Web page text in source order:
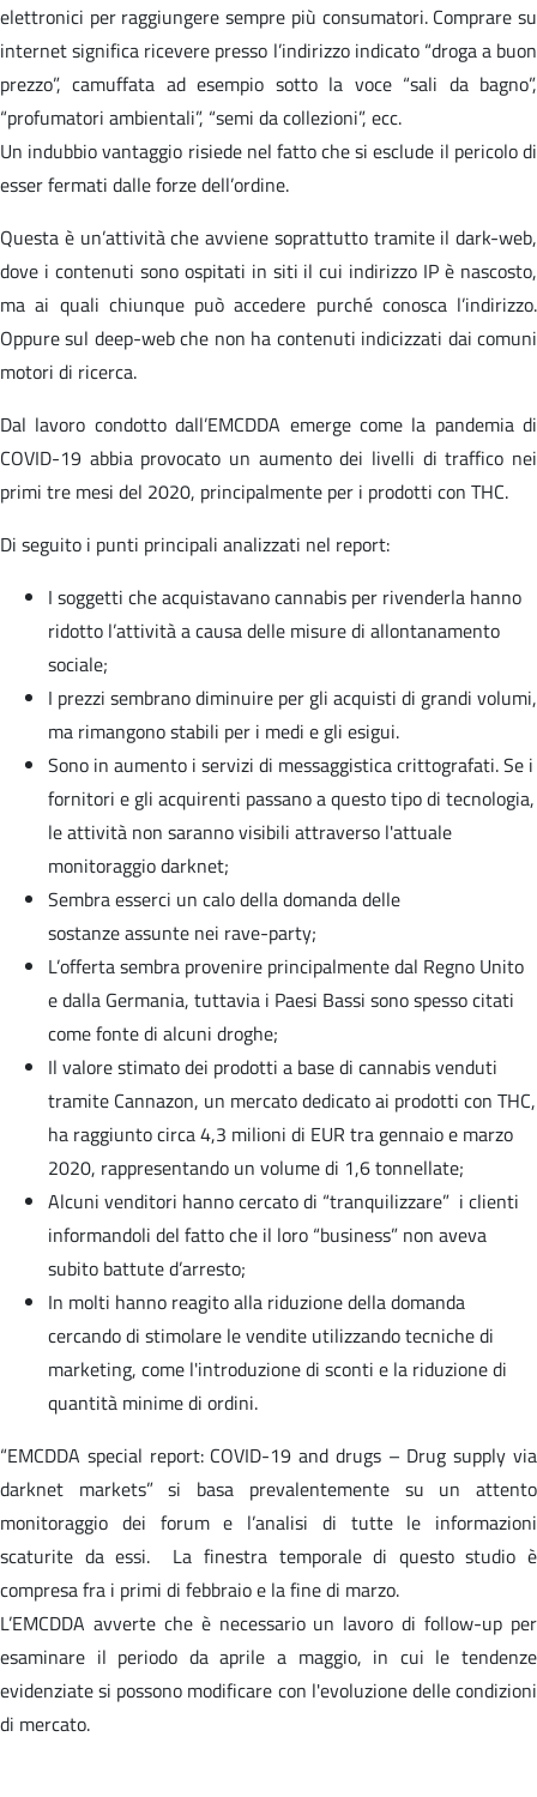
elettronici per raggiungere sempre più consumatori. Comprare su
internet significa ricevere presso l’indirizzo indicato “droga a buon
prezzo”, camuffata ad esempio sotto la voce “sali da bagno”,
“profumatori ambientali”, “semi da collezioni”, ecc.
Un indubbio vantaggio risiede nel fatto che si esclude il pericolo di
esser fermati dalle forze dell’ordine.
Questa è un’attività che avviene soprattutto tramite il dark-web,
dove i contenuti sono ospitati in siti il cui indirizzo IP è nascosto,
ma ai quali chiunque può accedere purché conosca l’indirizzo.
Oppure sul deep-web che non ha contenuti indicizzati dai comuni
motori di ricerca.
Dal lavoro condotto dall’EMCDDA emerge come la pandemia di
COVID-19 abbia provocato un aumento dei livelli di traffico nei
primi tre mesi del 2020, principalmente per i prodotti con THC.
Di seguito i punti principali analizzati nel report:
I soggetti che acquistavano cannabis per rivenderla hanno
ridotto l’attività a causa delle misure di allontanamento
sociale;
I prezzi sembrano diminuire per gli acquisti di grandi volumi,
ma rimangono stabili per i medi e gli esigui.
Sono in aumento i servizi di messaggistica crittografati. Se i
fornitori e gli acquirenti passano a questo tipo di tecnologia,
le attività non saranno visibili attraverso l'attuale
monitoraggio darknet;
Sembra esserci un calo della domanda delle
sostanze assunte nei rave-party;
L’offerta sembra provenire principalmente dal Regno Unito
e dalla Germania, tuttavia i Paesi Bassi sono spesso citati
come fonte di alcuni droghe;
Il valore stimato dei prodotti a base di cannabis venduti
tramite Cannazon, un mercato dedicato ai prodotti con THC,
ha raggiunto circa 4,3 milioni di EUR tra gennaio e marzo
2020, rappresentando un volume di 1,6 tonnellate;
Alcuni venditori hanno cercato di “tranquilizzare” i clienti
informandoli del fatto che il loro “business” non aveva
subito battute d’arresto;
In molti hanno reagito alla riduzione della domanda
cercando di stimolare le vendite utilizzando tecniche di
marketing, come l'introduzione di sconti e la riduzione di
quantità minime di ordini.
“EMCDDA special report: COVID-19 and drugs – Drug supply via
darknet markets” si basa prevalentemente su un attento
monitoraggio dei forum e l’analisi di tutte le informazioni
scaturite da essi. La finestra temporale di questo studio è
compresa fra i primi di febbraio e la fine di marzo.
L’EMCDDA avverte che è necessario un lavoro di follow-up per
esaminare il periodo da aprile a maggio, in cui le tendenze
evidenziate si possono modificare con l'evoluzione delle condizioni
di mercato.